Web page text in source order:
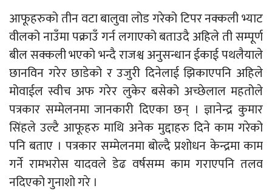
आफूहरुको तीन वटा बालुवा लोड गरेको टिपर नक्कली भ्याट
वीलको नाउँमा पक्राउँ गर्न लगाएको बताउदै अहिले ती सम्पूर्ण
बील सक्कली भएको भन्दै राजश्व अनुसन्धान ईकाई पथलैयाले
छानविन गरेर छाडेको र उजुरी दिनेलाई झिकाएपनि अहिले
मोवाईल स्वीच अफ गरेर लुकेर बसेको अच्छेलाल महतोले
पत्रकार सम्मेलनमा जानकारी दिएका छन् । ज्ञानेन्द्र कुमार
सिंहले उल्टै आफूहरु माथि अनेक मुद्दाहरु दिने काम गरेको
पनि बताए । पत्रकार सम्मेलनमा बोल्दै प्रशोधन केन्द्रमा काम
गर्ने रामभरोस यादवले डेढ वर्षसम्म काम गराएपनि तलव
नदिएको गुनाशो गरे ।